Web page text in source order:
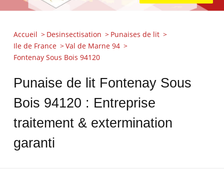
Accueil Desinsectisation
Punaises de lit
Ile de France
Val de Marne 94
Fontenay Sous Bois 94120
Punaise de lit Fontenay Sous
Bois 94120 : Entreprise
traitement & extermination
garanti